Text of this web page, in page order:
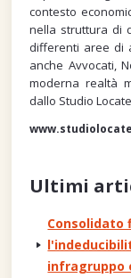
contesto
nella struttura di
differenti aree di
anche Avvocati,
moderna realtà
dallo Studio
Ultimi
Consolidato
infragruppo